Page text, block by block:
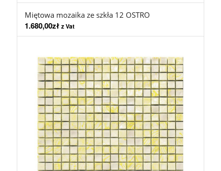
Miętowa mozaika ze szkła 12 OSTRO
1.680,00zł z Vat